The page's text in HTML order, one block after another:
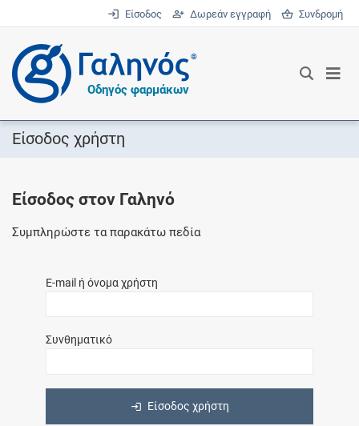
Είσοδος Δωρεάν εγγραφή Συνδρομή
®
Οδηγός φαρμάκων
Είσοδος χρήστη
Είσοδος στον Γαληνό
Συμπληρώστε τα παρακάτω πεδία
E-mail ή όνομα χρήστη
Συνθηματικό
Είσοδος χρήστη